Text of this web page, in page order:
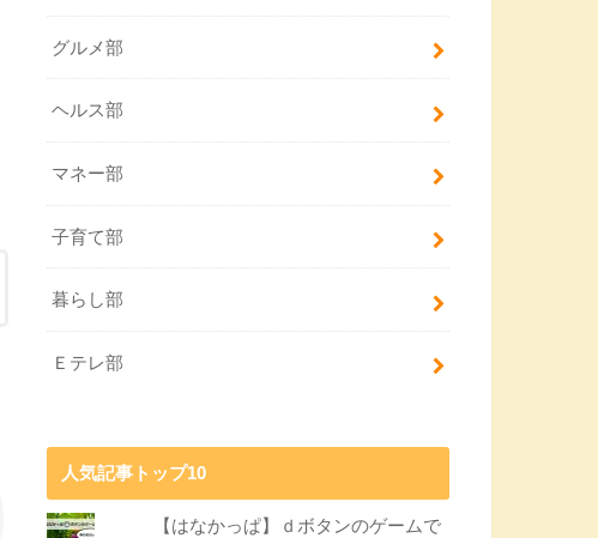
グルメ部
ヘルス部
マネー部
子育て部
暮らし部
Ｅテレ部
人気記事トップ10
【はなかっぱ】ｄボタンのゲームで